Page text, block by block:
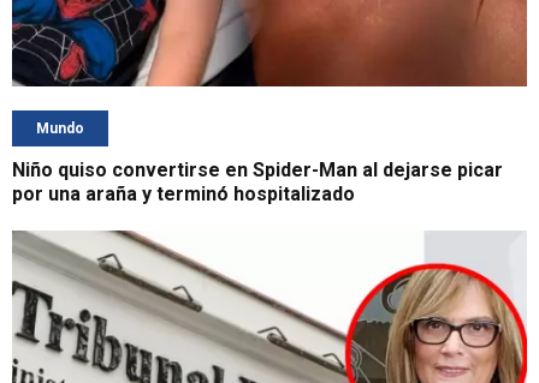
Mundo
Niño quiso convertirse en Spider-Man al dejarse picar
por una araña y terminó hospitalizado